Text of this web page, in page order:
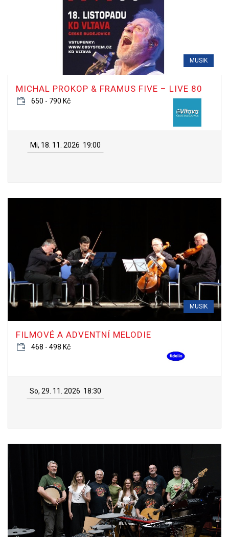
MUSIK
MICHAL PROKOP & FRAMUS FIVE – LIVE 80
650 - 790 Kč
Mi, 18. 11. 2026 19:00
MUSIK
FILMOVÉ A ADVENTNÍ MELODIE
468 - 498 Kč
So, 29. 11. 2026 18:30